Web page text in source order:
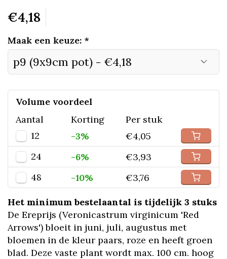
€4,18
Maak een keuze: *
Volume voordeel
Aantal
Korting
Per stuk
12
-3%
€4,05
24
-6%
€3,93
48
-10% €3,76
Het minimum bestelaantal is tijdelijk 3 stuks
De Ereprijs (Veronicastrum virginicum 'Red
Arrows') bloeit in juni, juli, augustus met
bloemen in de kleur paars, roze en heeft groen
blad. Deze vaste plant wordt max. 100 cm. hoog